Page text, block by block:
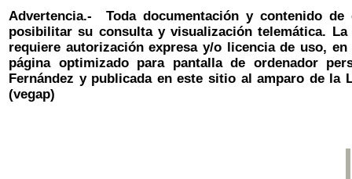
Advertencia.- Toda documentación y contenido de
posibilitar su consulta y visualización telemática.
requiere autorización expresa y/o licencia de uso,
página optimizado para pantalla de ordenador
Fernández y publicada en este sitio al amparo de la
(vegap)